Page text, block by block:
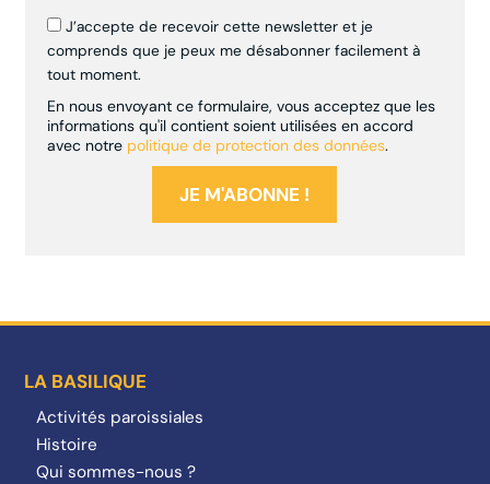
J’accepte de recevoir cette newsletter et je
comprends que je peux me désabonner facilement à
tout moment.
En nous envoyant ce formulaire, vous acceptez que les
informations qu'il contient soient utilisées en accord
avec notre politique de protection des données.
LA BASILIQUE
Activités paroissiales
Histoire
Qui sommes-nous ?